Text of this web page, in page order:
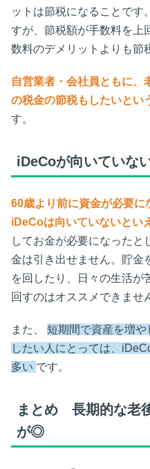
ットは節税になることです
すが、節税額が手数料を上
数料のデメリットよりも節
自営業者・会社員ともに、
の税金の節税もしたいとい
す。
iDeCoが向いていな
60歳より前に資金が必要に
iDeCoは向いていないとい
してお金が必要になった
金は引き出せません。貯金
を回したり、日々の生活が
回すのはオススメできませ
また、 短期間で資産を増
したい人にとっては、
多い です。
まとめ 長期的な老
が◎